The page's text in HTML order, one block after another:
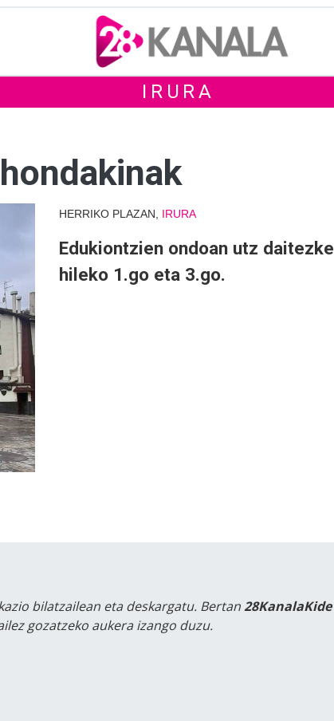
IRURA
HERRIKO PLAZAN, IRURA
Edukiontzien ondoan utz daitezke
hileko 1.go eta 3.go.
bilatzailean eta deskargatu. Bertan28KanalaKide
gozatzeko aukera izango duzu.